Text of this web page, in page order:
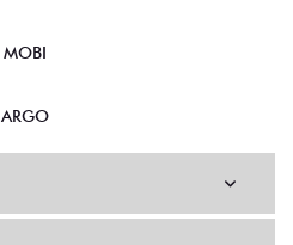
MOBI
ARGO